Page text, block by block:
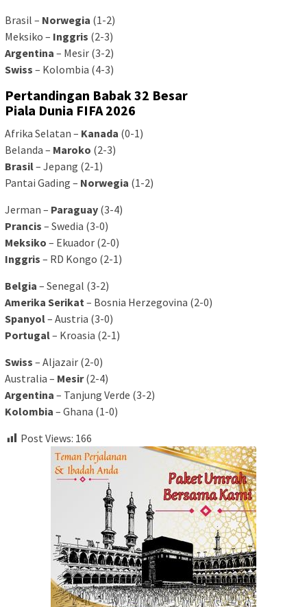
Brasil – Norwegia (1-2)
Meksiko – Inggris (2-3)
Argentina – Mesir (3-2)
Swiss – Kolombia (4-3)
Pertandingan Babak 32 Besar
Piala Dunia FIFA 2026
Afrika Selatan – Kanada (0-1)
Belanda – Maroko (2-3)
Brasil– Jepang (2-1)
Pantai Gading – Norwegia (1-2)
Jerman – Paraguay (3-4)
Prancis – Swedia (3-0)
Meksiko – Ekuador (2-0)
Inggris – RD Kongo (2-1)
Belgia – Senegal (3-2)
Amerika Serikat – Bosnia Herzegovina (2-0)
Spanyol– Austria (3-0)
Portugal– Kroasia (2-1)
Swiss – Aljazair (2-0)
Australia – Mesir(2-4)
Argentina – Tanjung Verde (3-2)
Kolombia – Ghana (1-0)
Post Views: 166